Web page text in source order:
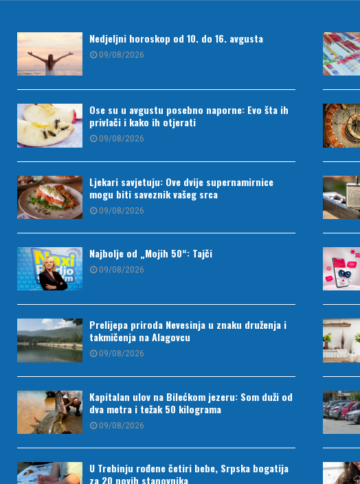
Nedjeljni horoskop od 10. do 16. avgusta
09/08/2026
Ose su u avgustu posebno naporne: Evo šta ih
privlači i kako ih otjerati
09/08/2026
Ljekari savjetuju: Ove dvije supernamirnice
mogu biti saveznik vašeg srca
09/08/2026
Najbolje od „Mojih 50“: Tajči
09/08/2026
Prelijepa priroda Nevesinja u znaku druženja i
takmičenja na Alagovcu
09/08/2026
Kapitalan ulov na Bilećkom jezeru: Som duži od
dva metra i težak 50 kilograma
09/08/2026
U Trebinju rođene četiri bebe, Srpska bogatija
za 20 novih stanovnika